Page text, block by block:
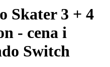
Skater 3 + 4
- cena i
Switch